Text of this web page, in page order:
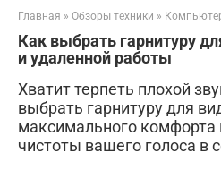
Главная » Обзоры техники »
Как выбрать гарнитуру
и удаленной работы
Хватит терпеть плохой
выбрать гарнитуру для
максимального комфорта
чистоты вашего голоса в